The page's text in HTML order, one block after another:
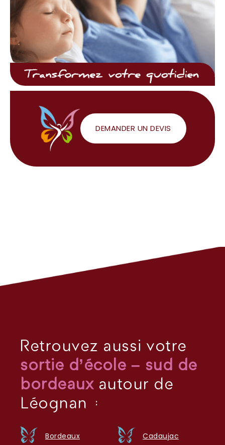
DEMANDER UN DEVIS
Retrouvez aussi votre
sortie d’école – sud de
bordeauxautour de
Léognan :
Bordeaux
Cadaujac